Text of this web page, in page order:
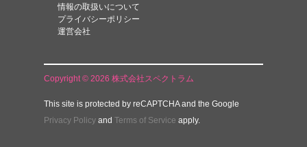
情報の取扱いについて
プライバシーポリシー
運営会社
Copyright © 2026 株式会社スペクトラム
This site is protected by reCAPTCHA and the Google
Privacy Policy and Terms of Service apply.